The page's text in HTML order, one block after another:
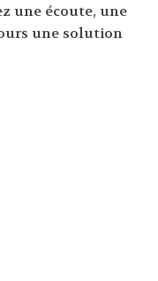
une écoute, une
une solution